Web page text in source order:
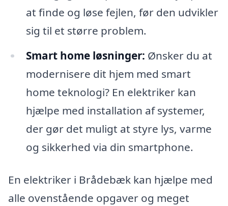
at finde og løse fejlen, før den udvikler
sig til et større problem.
Smart home løsninger: Ønsker du at
modernisere dit hjem med smart
home teknologi? En elektriker kan
hjælpe med installation af systemer,
der gør det muligt at styre lys, varme
og sikkerhed via din smartphone.
En elektriker i Brådebæk kan hjælpe med
alle ovenstående opgaver og meget